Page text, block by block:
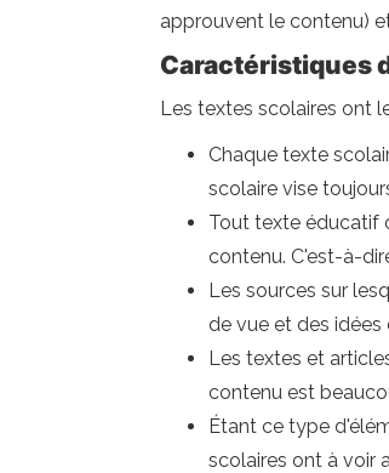
approuvent le contenu)
Caractéristiques
Les textes scolaires ont
Chaque texte
scolaire vise
Tout texte éducatif
contenu. C'est-à-
Les sources sur
de vue et des idées
Les textes et
contenu est
Étant ce type
scolaires ont à voir